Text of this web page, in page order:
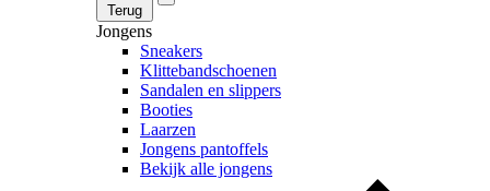
Terug
Jongens
Sneakers
Klittebandschoenen
Sandalen en slippers
Booties
Laarzen
Jongens pantoffels
Bekijk alle jongens